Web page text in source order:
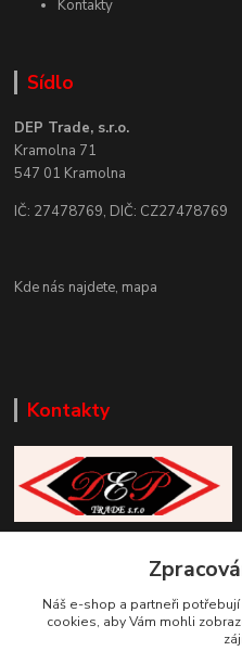
Kontakty
Sídlo
DEP Trade, s.r.o.
Kramolna 71
547 01 Kramolna
IČ: 27478769, DIČ: CZ27478769
Kde nás najdete, mapa
Kontakty
+420 777 085 857
info@deptrade.cz
Náš e-shop a partneři potřebují
cookies, aby Vám mohli